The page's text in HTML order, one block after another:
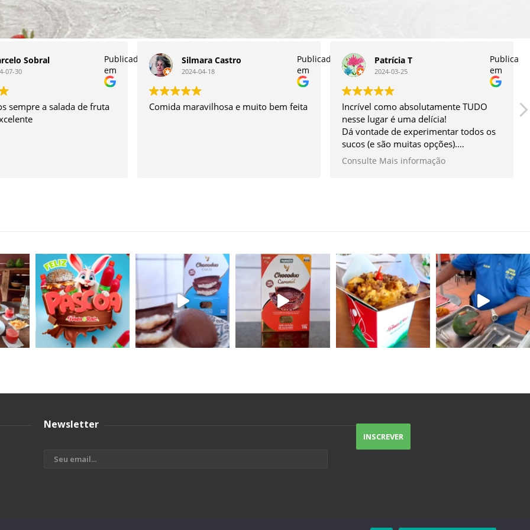
Publicado
em
Sobral
07-30
sempre a salada de fruta
Publicado
em
Silmara Castro
2024-04-18
Comida maravilhosa e muito bem feita
Publicado
em
Patrícia T
2024-03-25
Incrível como absolutamente TUDO
nesse lugar é uma delícia!
Dá vontade de experimentar todos os
sucos (e são muitas opções).
O sanduíche é enorme e ao mesmo
tempo super leve, vc come e fica
particularmente não consigo escolher
uma preferida porque todas são
excelentes.
O destaque vai pros nachos, um
Doritos gostoso (sem sabor de
indústria), e pro atendimento de
excelência.
Consulte Mais informação
Newsletter